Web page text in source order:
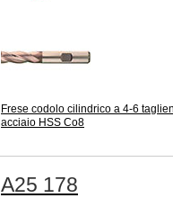
Frese codolo cilindrico a 4-6
acciaio HSS Co8
A25 178